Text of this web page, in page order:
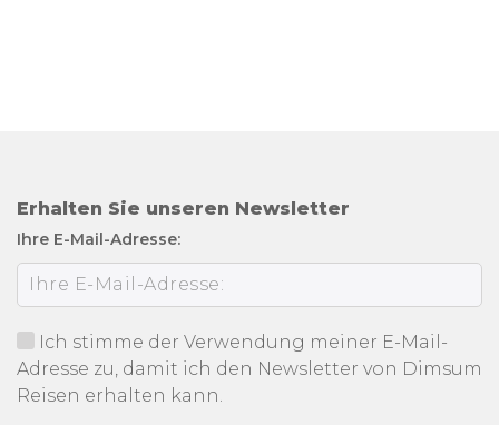
Erhalten Sie unseren Newsletter
Ihre E-Mail-Adresse:
Ich stimme der Verwendung meiner E-Mail-
Adresse zu, damit ich den Newsletter von Dimsum
Reisen erhalten kann.